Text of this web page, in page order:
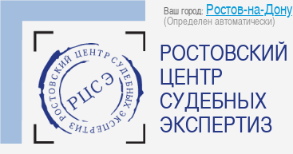
Ваш город: Ростов-на-Дону
(Определен автоматически)
РОСТОВСКИЙ
ЦЕНТР
СУДЕБНЫХ
ЭКСПЕРТИЗ